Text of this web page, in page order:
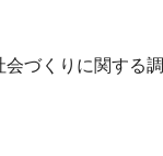
づくりに関する